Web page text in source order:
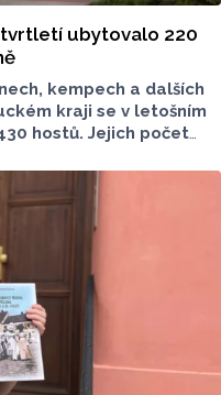
ubytovalo 220
kempech a dalších
kraji se v letošním
hostů. Jejich počet
bylo 45 548,
domácích hostů
navštívilo 174 882
méně. Celkový
procenta. Údaje
(ČSÚ).